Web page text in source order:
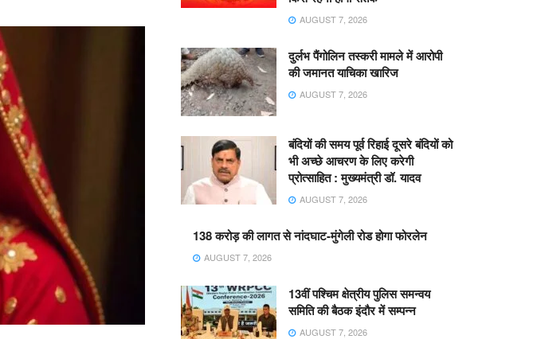
AUGUST 7, 2026
दुर्लभ पैंगोलिन तस्करी मामले में आरोपी
की जमानत याचिका खारिज
AUGUST 7, 2026
बंदियों की समय पूर्व रिहाई दूसरे बंदियों को
भी अच्छे आचरण के लिए करेगी
प्रोत्साहित : मुख्यमंत्री डॉ. यादव
AUGUST 7, 2026
138 करोड़ की लागत से नांदघाट-मुंगेली रोड होगा फोरलेन
AUGUST 7, 2026
13वीं पश्चिम क्षेत्रीय पुलिस समन्वय
समिति की बैठक इंदौर में सम्पन्न
AUGUST 7, 2026